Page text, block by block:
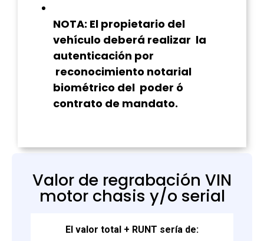
NOTA: El propietario del
vehículo deberá realizar la
autenticación por
reconocimiento notarial
biométrico del poder ó
contrato de mandato.
Valor de regrabación VIN
motor chasis y/o serial
El valor total + RUNT sería de: